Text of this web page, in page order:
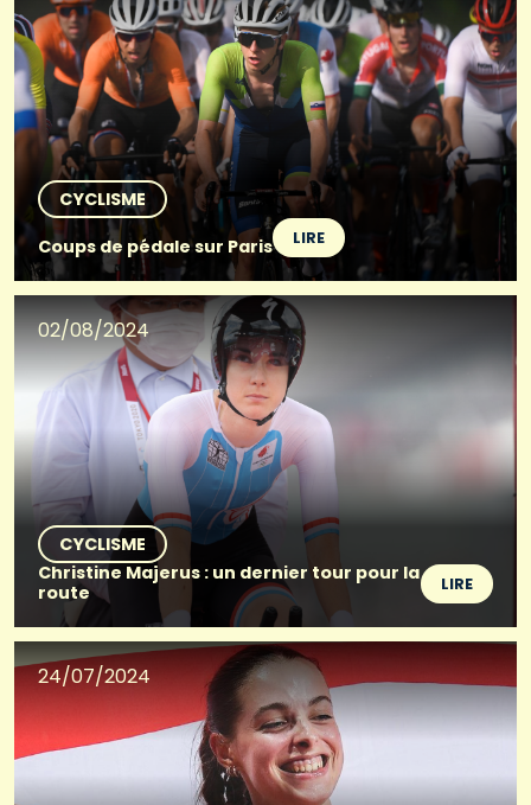
CYCLISME
Coups de pédale sur Paris
LIRE
02/08/2024
CYCLISME
Christine Majerus : un dernier tour pour la
route
LIRE
24/07/2024